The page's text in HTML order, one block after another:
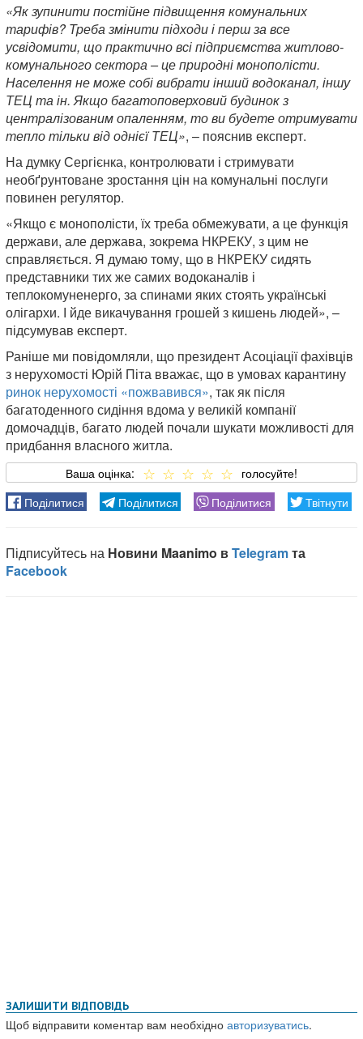
«Як зупинити постійне підвищення комунальних
тарифів? Треба змінити підходи і перш за все
усвідомити, що практично всі підприємства житлово-
комунального сектора – це природні монополісти.
Населення не може собі вибрати інший водоканал, іншу
ТЕЦ та ін. Якщо багатоповерховий будинок з
централізованим опаленням, то ви будете отримувати
тепло тільки від однієї ТЕЦ», – пояснив експерт.
На думку Сергієнка, контролювати і стримувати
необґрунтоване зростання цін на комунальні послуги
повинен регулятор.
«Якщо є монополісти, їх треба обмежувати, а це функція
держави, але держава, зокрема НКРЕКУ, з цим не
справляється. Я думаю тому, що в НКРЕКУ сидять
представники тих же самих водоканалів і
теплокомуненерго, за спинами яких стоять українські
олігархи. І йде викачування грошей з кишень людей», –
підсумував експерт.
Раніше ми повідомляли, що президент Асоціації фахівців
з нерухомості Юрій Піта вважає, що в умовах карантину
ринок нерухомості «пожвавився», так як після
багатоденного сидіння вдома у великій компанії
домочадців, багато людей почали шукати можливості для
придбання власного житла.
ЗАЛИШИТИ ВІДПОВІДЬ
Щоб відправити коментар вам необхідно авторизуватись.